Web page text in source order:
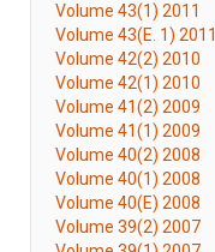
Volume 43(1) 2011
Volume 43(E. 1) 2011
Volume 42(2) 2010
Volume 42(1) 2010
Volume 41(2) 2009
Volume 41(1) 2009
Volume 40(2) 2008
Volume 40(1) 2008
Volume 40(E) 2008
Volume 39(2) 2007